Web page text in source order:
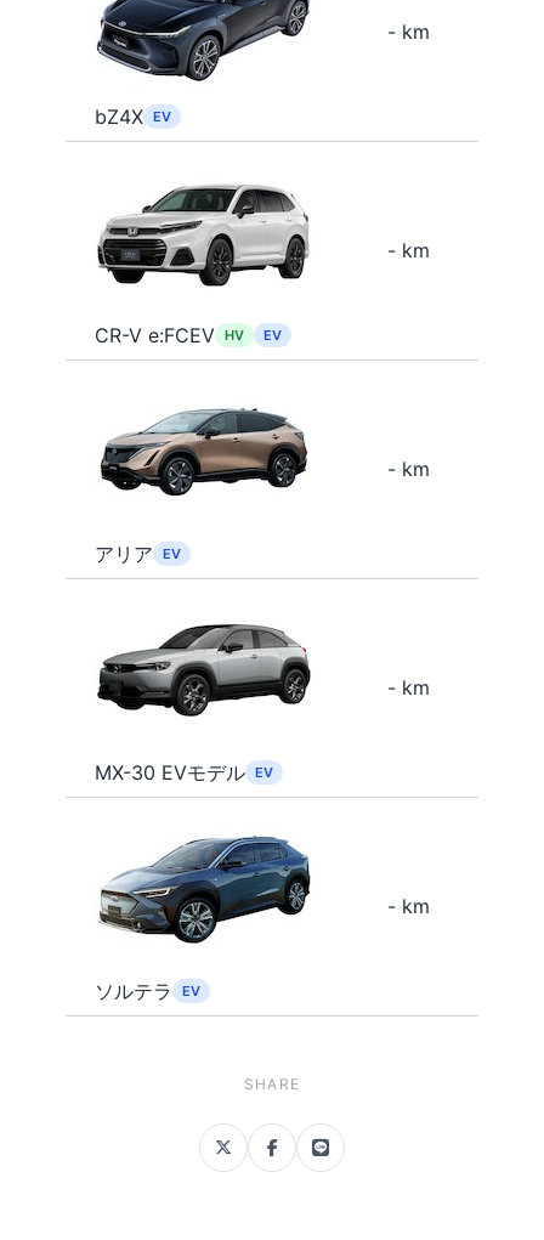
bZ4X EV
- km
CR-V e:FCEV HV EV
- km
アリア EV
- km
MX-30 EVモデル EV
- km
ソルテラ EV
- km
SHARE